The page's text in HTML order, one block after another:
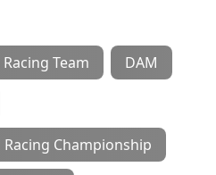
Team DAM
Championship